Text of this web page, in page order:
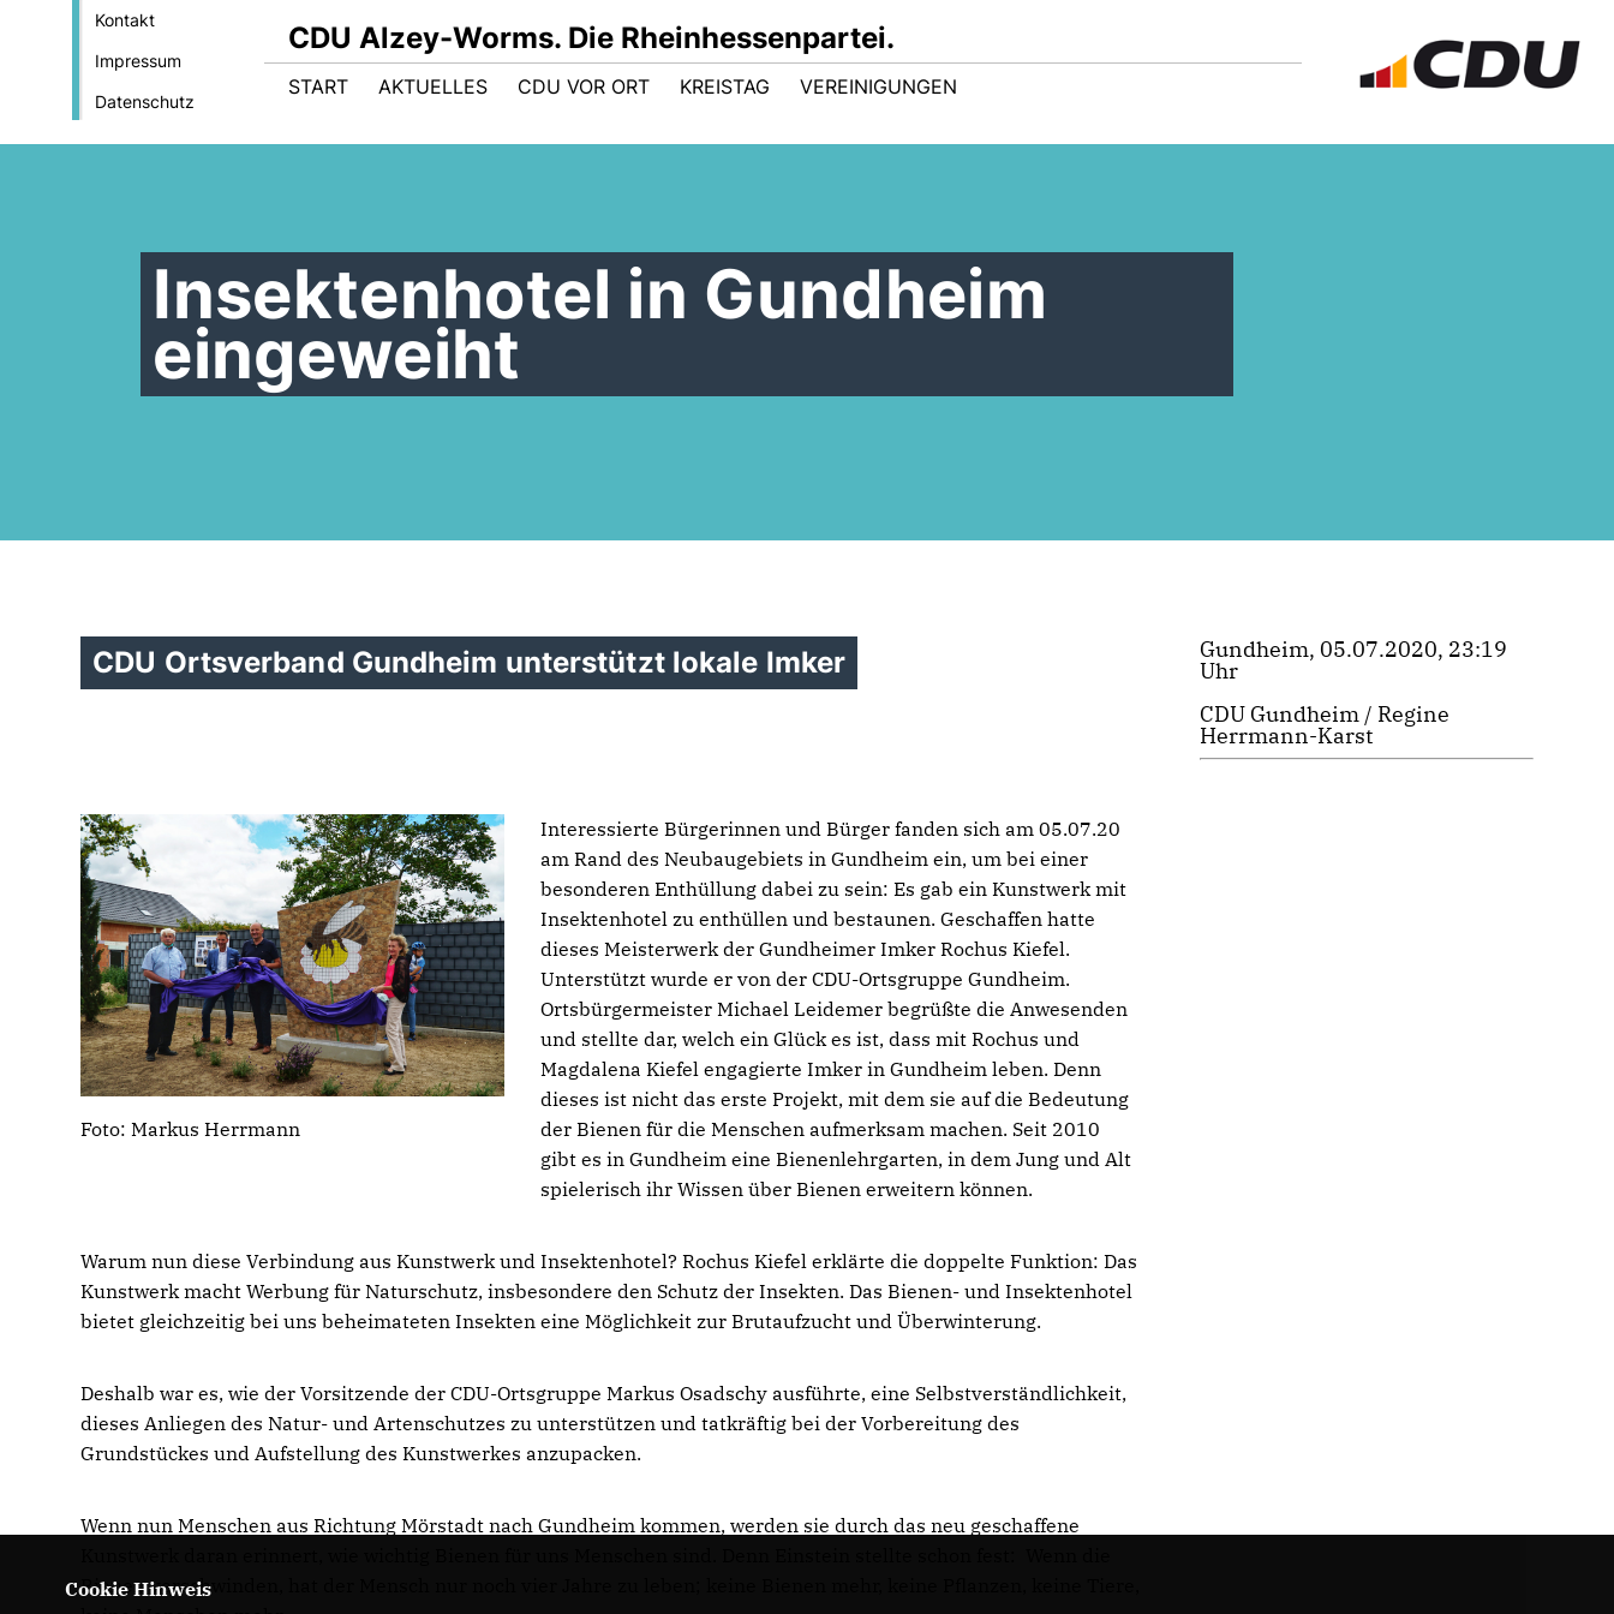
Kontakt
Impressum
Datenschutz
CDU Alzey-Worms. Die Rheinhessenpartei.
START AKTUELLES CDU VOR ORT KREISTAG VEREINIGUNGEN
Insektenhotel in Gundheim
eingeweiht
CDU Ortsverband Gundheim unterstützt lokale Imker
Foto: Markus Herrmann
Interessierte Bürgerinnen und Bürger fanden sich am 05.07.20
am Rand des Neubaugebiets in Gundheim ein, um bei einer
besonderen Enthüllung dabei zu sein: Es gab ein Kunstwerk mit
Insektenhotel zu enthüllen und bestaunen. Geschaffen hatte
dieses Meisterwerk der Gundheimer Imker Rochus Kiefel.
Unterstützt wurde er von der CDU-Ortsgruppe Gundheim.
Ortsbürgermeister Michael Leidemer begrüßte die Anwesenden
und stellte dar, welch ein Glück es ist, dass mit Rochus und
Magdalena Kiefel engagierte Imker in Gundheim leben. Denn
dieses ist nicht das erste Projekt, mit dem sie auf die Bedeutung
der Bienen für die Menschen aufmerksam machen. Seit 2010
gibt es in Gundheim eine Bienenlehrgarten, in dem Jung und Alt
spielerisch ihr Wissen über Bienen erweitern können.
Warum nun diese Verbindung aus Kunstwerk und Insektenhotel? Rochus Kiefel erklärte die doppelte Funktion: Das
Kunstwerk macht Werbung für Naturschutz, insbesondere den Schutz der Insekten. Das Bienen- und Insektenhotel
bietet gleichzeitig bei uns beheimateten Insekten eine Möglichkeit zur Brutaufzucht und Überwinterung.
Deshalb war es, wie der Vorsitzende der CDU-Ortsgruppe Markus Osadschy ausführte, eine Selbstverständlichkeit,
dieses Anliegen des Natur- und Artenschutzes zu unterstützen und tatkräftig bei der Vorbereitung des
Grundstückes und Aufstellung des Kunstwerkes anzupacken.
Wenn nun Menschen aus Richtung Mörstadt nach Gundheim kommen, werden sie durch das neu geschaffene
Bienen verschwinden, hat der Mensch nur noch vier Jahre zu leben; keine Bienen mehr, keine Pflanzen, keine Tiere,
Gundheim, 05.07.2020, 23:19
Uhr
CDU Gundheim / Regine
Herrmann-Karst
Cookie Hinweis